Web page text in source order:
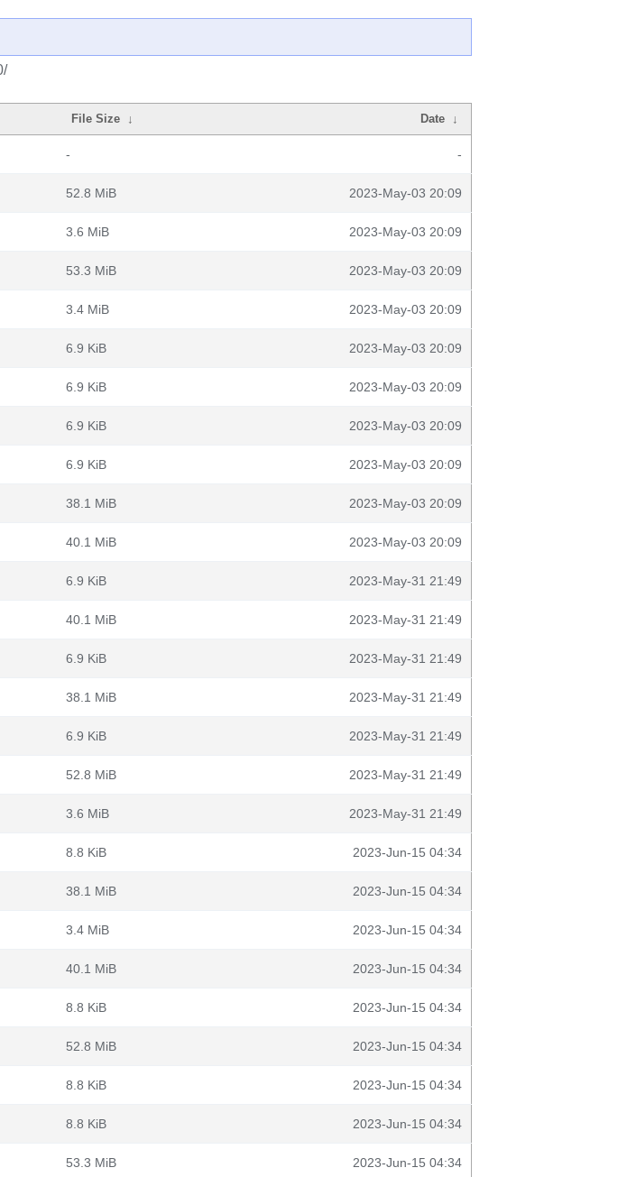
File Size ↓ Date ↓
- -
52.8 MiB 2023-May-03 20:09
3.6 MiB 2023-May-03 20:09
53.3 MiB 2023-May-03 20:09
3.4 MiB 2023-May-03 20:09
6.9 KiB 2023-May-03 20:09
6.9 KiB 2023-May-03 20:09
6.9 KiB 2023-May-03 20:09
6.9 KiB 2023-May-03 20:09
38.1 MiB 2023-May-03 20:09
40.1 MiB 2023-May-03 20:09
6.9 KiB 2023-May-31 21:49
40.1 MiB 2023-May-31 21:49
6.9 KiB 2023-May-31 21:49
38.1 MiB 2023-May-31 21:49
6.9 KiB 2023-May-31 21:49
52.8 MiB 2023-May-31 21:49
3.6 MiB 2023-May-31 21:49
8.8 KiB 2023-Jun-15 04:34
38.1 MiB 2023-Jun-15 04:34
3.4 MiB 2023-Jun-15 04:34
40.1 MiB 2023-Jun-15 04:34
8.8 KiB 2023-Jun-15 04:34
52.8 MiB 2023-Jun-15 04:34
8.8 KiB 2023-Jun-15 04:34
8.8 KiB 2023-Jun-15 04:34
53.3 MiB 2023-Jun-15 04:34